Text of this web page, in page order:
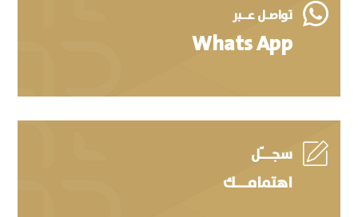
 تواصـل عــبر
Whats App
 سجـــّل
اهتمامـــك